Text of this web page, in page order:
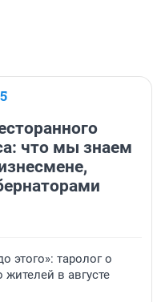
что мы знаем
этого»: таролог о
жителей в августе